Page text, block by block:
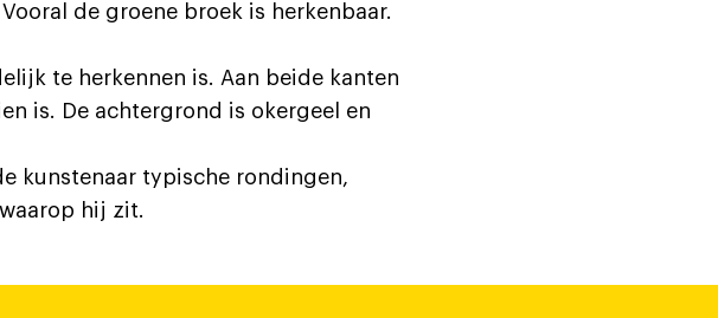
de groene broek is herkenbaar.
te herkennen is. Aan beide kanten
is. De achtergrond is okergeel en
kunstenaar typische rondingen,
hij zit.